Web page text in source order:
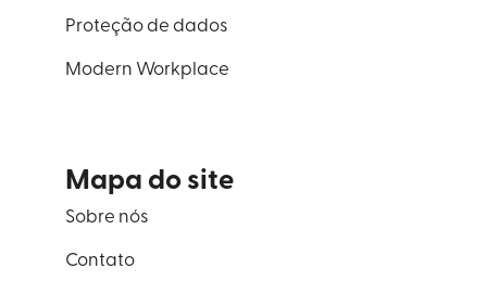
Proteção de dados
Modern Workplace
Mapa do site
Sobre nós
Contato